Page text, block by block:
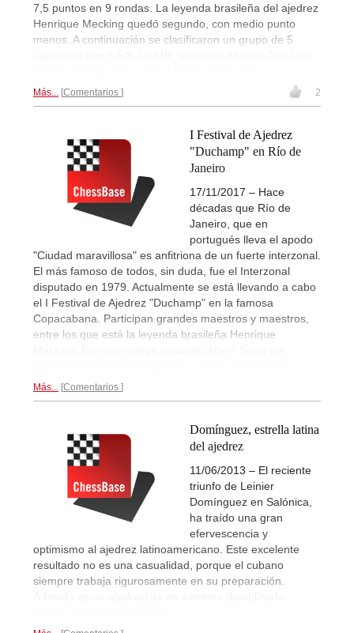
7,5 puntos en 9 rondas. La leyenda brasileña del ajedrez
Henrique Mecking quedó segundo, con medio punto
menos. A continuación se clasificaron un grupo de 5
Más... Comentarios 2
I Festival de Ajedrez
"Duchamp" en Río de
Janeiro
17/11/2017 – Hace
décadas que Río de
Janeiro, que en
portugués lleva el apodo
"Ciudad maravillosa" es anfitriona de un fuerte interzonal.
El más famoso de todos, sin duda, fue el Interzonal
disputado en 1979. Actualmente se está llevando a cabo
el I Festival de Ajedrez "Duchamp" en la famosa
Copacabana. Participan grandes maestros y maestros,
entre los que está la leyenda brasileña Henrique
Más... Comentarios
Domínguez, estrella latina
del ajedrez
11/06/2013 – El reciente
triunfo de Leinier
Domínguez en Salónica,
ha traído una gran
efervescencia y
optimismo al ajedrez latinoamericano. Este excelente
resultado no es una casualidad, porque el cubano
siempre trabaja rigurosamente en su preparación.
Además es un ajedrecista en extremo disciplinado.